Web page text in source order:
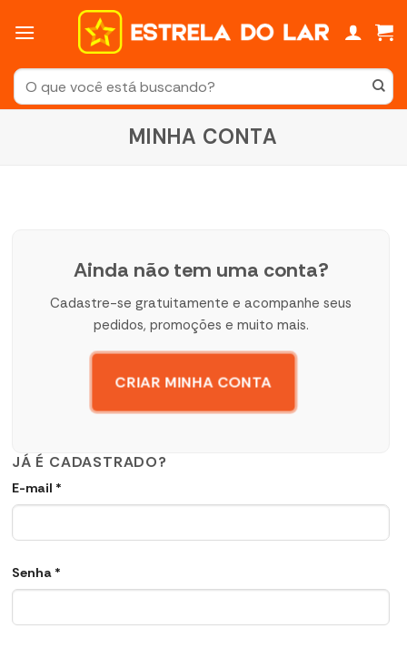
Pesquisar
por:
MINHA CONTA
Ainda não tem uma conta?
Cadastre-se gratuitamente e acompanhe seus
pedidos, promoções e muito mais.
CRIAR MINHA CONTA
JÁ É CADASTRADO?
E-mail *
Senha *